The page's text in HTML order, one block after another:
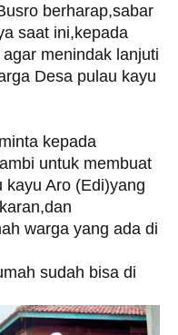
berharap,sabar
saat ini,kepada
menindak lanjuti
Desa pulau kayu
kepada
untuk membuat
kayu Aro (Edi)yang
warga yang ada di
sudah bisa di